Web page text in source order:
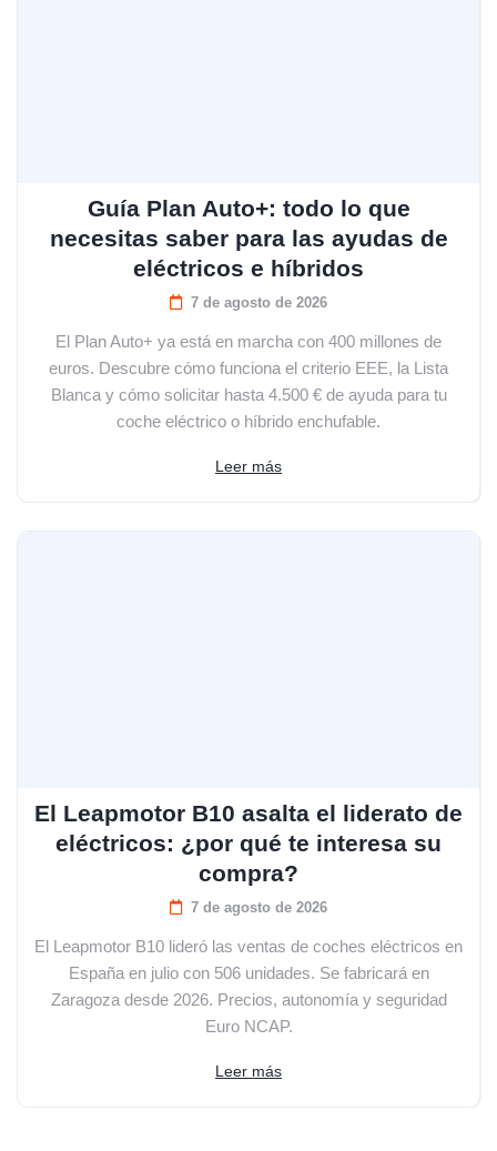
Guía Plan Auto+: todo lo que
necesitas saber para las ayudas de
eléctricos e híbridos
7 de agosto de 2026
El Plan Auto+ ya está en marcha con 400 millones de
euros. Descubre cómo funciona el criterio EEE, la Lista
Blanca y cómo solicitar hasta 4.500 € de ayuda para tu
coche eléctrico o híbrido enchufable.
Leer más
El Leapmotor B10 asalta el liderato de
eléctricos: ¿por qué te interesa su
compra?
7 de agosto de 2026
El Leapmotor B10 lideró las ventas de coches eléctricos en
España en julio con 506 unidades. Se fabricará en
Zaragoza desde 2026. Precios, autonomía y seguridad
Euro NCAP.
Leer más